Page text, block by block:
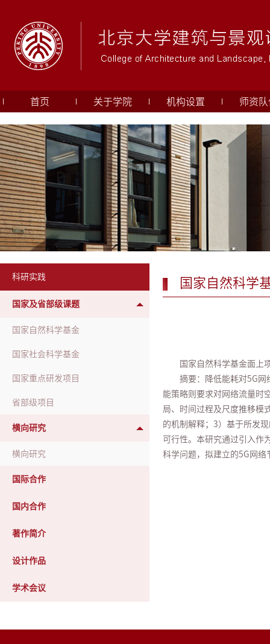
首页 关于学院 机构设置 师资队
科研实践
国家及省部级课题
国家自然科学基金
国家社会科学基金
国家重点研发项目
省部级项目
横向研究
横向研究
国际合作
国内合作
著作简介
设计作品
学术会议
国家自然科学
国家自然科学基金面上
摘要：降低能耗对5G网
能策略则要求对网络流量时
局、时间过程及尺度推移模
的机制解释；3）基于所发
可行性。本研究通过引入作
科学问题，拟建立的5G网